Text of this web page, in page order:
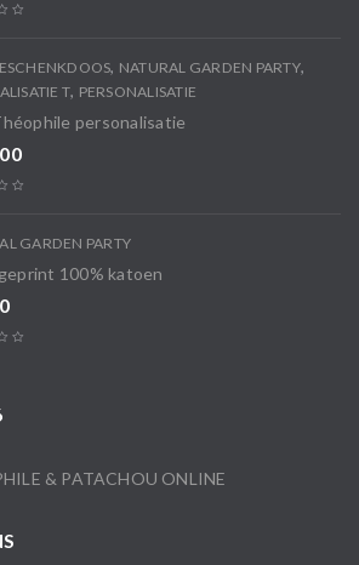
, NATURAL GARDEN PARTY,
T, PERSONALISATIE
personalisatie
GARDEN PARTY
100% katoen
& PATACHOU ONLINE